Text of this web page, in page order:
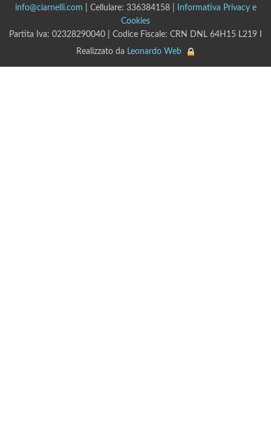
info@ciarnelli.com | Cellulare: 336384158 |
Informativa Privacy e
Cookies
Partita Iva: 02328290040 | Codice Fiscale: CRN DNL 64H15 L219 I
Realizzato da Leonardo Web